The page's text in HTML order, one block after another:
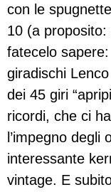
con le
10 (a
fatecelo sapere:
giradischi
dei 45 giri
ricordi, che ci
l’impegno degli
interessante
vintage. E